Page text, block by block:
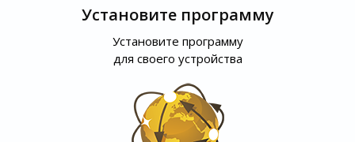
Установите программу
Установите программу
для своего устройства